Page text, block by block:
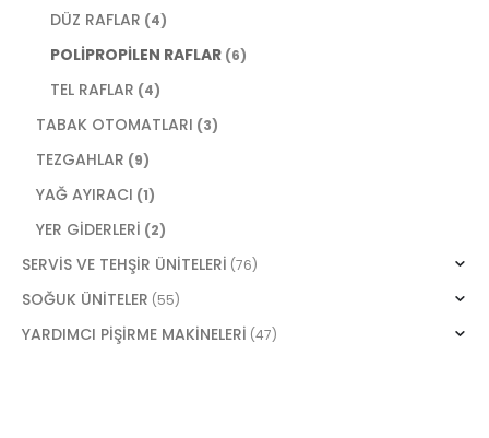
DÜZ RAFLAR (4)
POLİPROPİLEN RAFLAR (6)
TEL RAFLAR (4)
TABAK OTOMATLARI (3)
TEZGAHLAR (9)
YAĞ AYIRACI (1)
YER GİDERLERİ (2)
SERVİS VE TEHŞİR ÜNİTELERİ (76)
SOĞUK ÜNİTELER (55)
YARDIMCI PİŞİRME MAKİNELERİ (47)